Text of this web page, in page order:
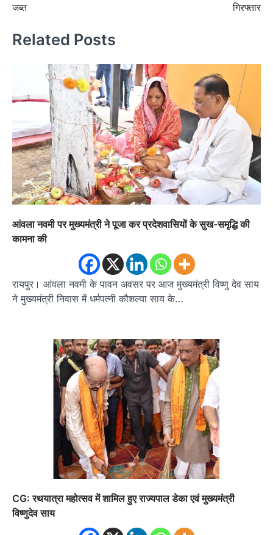
जब्त
गिरफ्तार
Related Posts
आंवला नवमी पर मुख्यमंत्री ने पूजा कर प्रदेशवासियों के सुख-समृद्धि की
कामना की
रायपुर। आंवला नवमी के पावन अवसर पर आज मुख्यमंत्री विष्णु देव साय
ने मुख्यमंत्री निवास में धर्मपत्नी कौशल्या साय के…
CG: रथयात्रा महोत्सव में शामिल हुए राज्यपाल डेका एवं मुख्यमंत्री
विष्णुदेव साय